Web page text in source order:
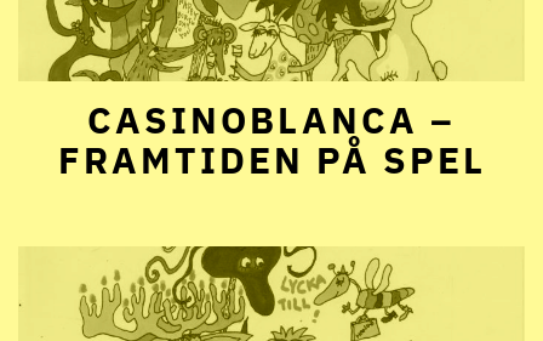
CASINOBLANCA –
FRAMTIDEN PÅ SPEL